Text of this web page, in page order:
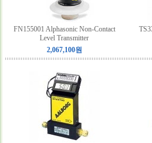
FN155001 Alphasonic Non-Contact
Level Transmitter
2,067,100원